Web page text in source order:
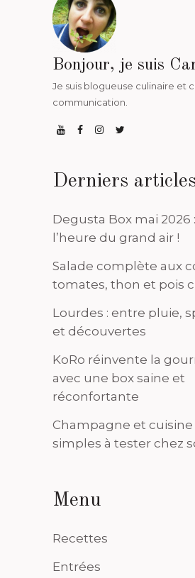
Bonjour, je suis
Je suis blogueuse culinaire et
communication.
Derniers articles
Degusta Box mai 2026
l’heure du grand air !
Salade complète aux
tomates, thon et pois
Lourdes : entre pluie,
et découvertes
KoRo réinvente la
avec une box saine et
réconfortante
Champagne et cuisine
simples à tester chez
Menu
Recettes
Entrées